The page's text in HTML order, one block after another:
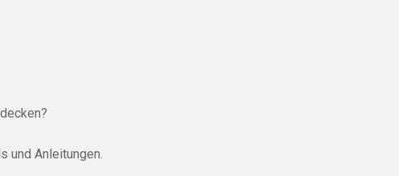
und Anleitungen.